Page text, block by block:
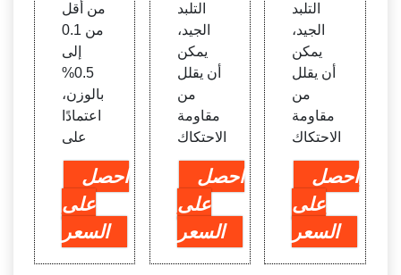
من أقل
من 0.1
إلى
0.5%
بالوزن،
اعتمادًا
على
احصل
على
السعر
التلبد
الجيد،
يمكن
أن يقلل
من
مقاومة
الاحتكاك
احصل
على
السعر
التلبد
الجيد،
يمكن
أن يقلل
من
مقاومة
الاحتكاك
احصل
على
السعر